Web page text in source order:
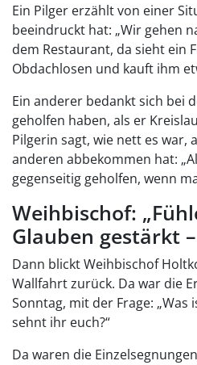
Ein Pilger erzählt von einer
beeindruckt hat: „Wir gehen
dem Restaurant, da sieht ein
Obdachlosen und kauft ihm
Ein anderer bedankt sich bei
geholfen haben, als er
Pilgerin sagt, wie nett es war,
anderen abbekommen hat:
gegenseitig geholfen, wenn
Weihbischof:
Glauben gestärkt
Dann blickt Weihbischof
Wallfahrt zurück. Da war die
Sonntag, mit der Frage: „Was
sehnt ihr euch?“
Da waren die